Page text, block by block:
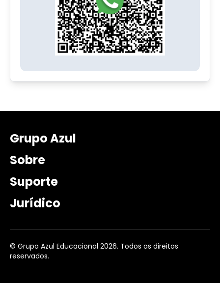
Grupo Azul
Sobre
Suporte
Jurídico
© Grupo Azul Educacional 2026. Todos os direitos
reservados.